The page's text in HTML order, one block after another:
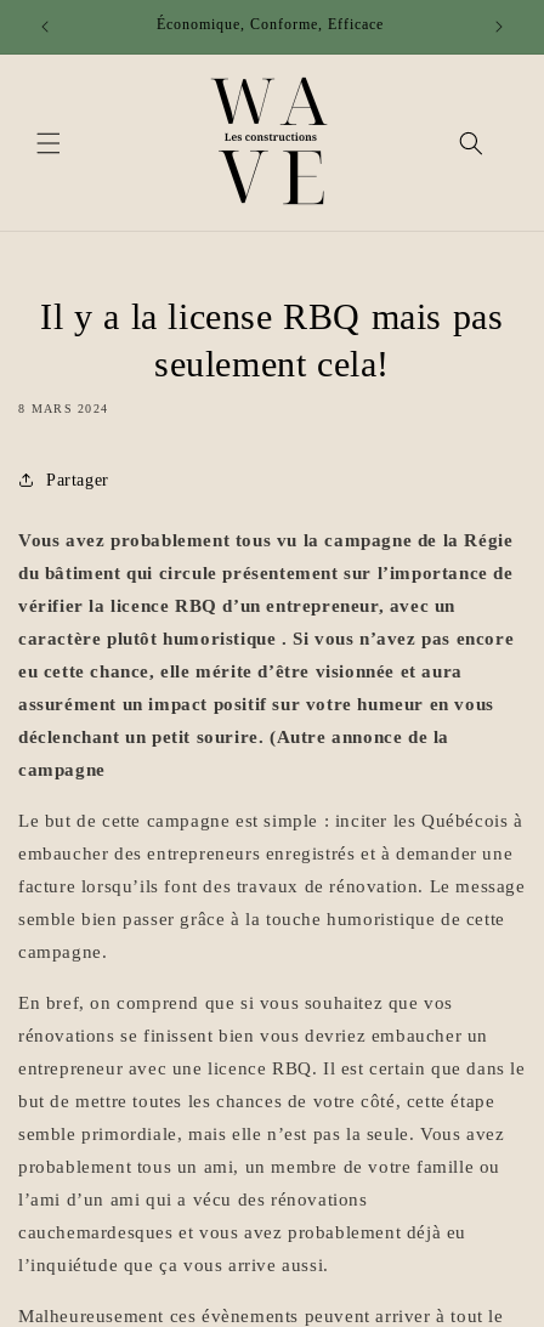
et passer
contenu
Économique, Conforme, Efficace
Il y a la license RBQ mais pas
seulement cela!
8 MARS 2024
Partager
Vous avez probablement tous vu la campagne de la Régie
du bâtiment qui circule présentement sur l’importance de
vérifier la licence RBQ d’un entrepreneur, avec un
caractère plutôt humoristique . Si vous n’avez pas encore
eu cette chance, elle mérite d’être visionnée et aura
assurément un impact positif sur votre humeur en vous
déclenchant un petit sourire. (Autre annonce de la
campagne
Le but de cette campagne est simple : inciter les Québécois à
embaucher des entrepreneurs enregistrés et à demander une
facture lorsqu’ils font des travaux de rénovation. Le message
semble bien passer grâce à la touche humoristique de cette
campagne.
En bref, on comprend que si vous souhaitez que vos
rénovations se finissent bien vous devriez embaucher un
entrepreneur avec une licence RBQ. Il est certain que dans le
but de mettre toutes les chances de votre côté, cette étape
semble primordiale, mais elle n’est pas la seule. Vous avez
probablement tous un ami, un membre de votre famille ou
l’ami d’un ami qui a vécu des rénovations
cauchemardesques et vous avez probablement déjà eu
l’inquiétude que ça vous arrive aussi.
Malheureusement ces évènements peuvent arriver à tout le